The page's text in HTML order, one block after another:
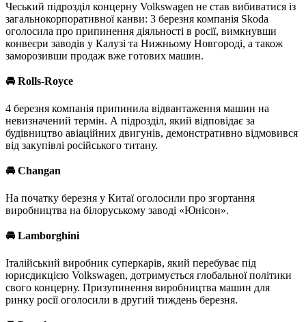
Чеський підрозділ концерну Volkswagen не став вибиватися із
загальнокорпоративної канви: 3 березня компанія Skoda
оголосила про припинення діяльності в росії, вимкнувши
конвеєри заводів у Калузі та Нижньому Новгороді, а також
заморозивши продаж вже готових машин.
🚘 Rolls-Royce
4 березня компанія припинила відвантаження машин на
невизначений термін. А підрозділ, який відповідає за
будівництво авіаційних двигунів, демонстративно відмовився
від закупівлі російського титану.
🚘 Changan
На початку березня у Китаї оголосили про згортання
виробництва на білоруському заводі «Юнісон».
🚘 Lamborghini
Італійський виробник суперкарів, який перебуває під
юрисдикцією Volkswagen, дотримується глобальної політики
свого концерну. Призупинення виробництва машин для
ринку росії оголосили в другий тиждень березня.